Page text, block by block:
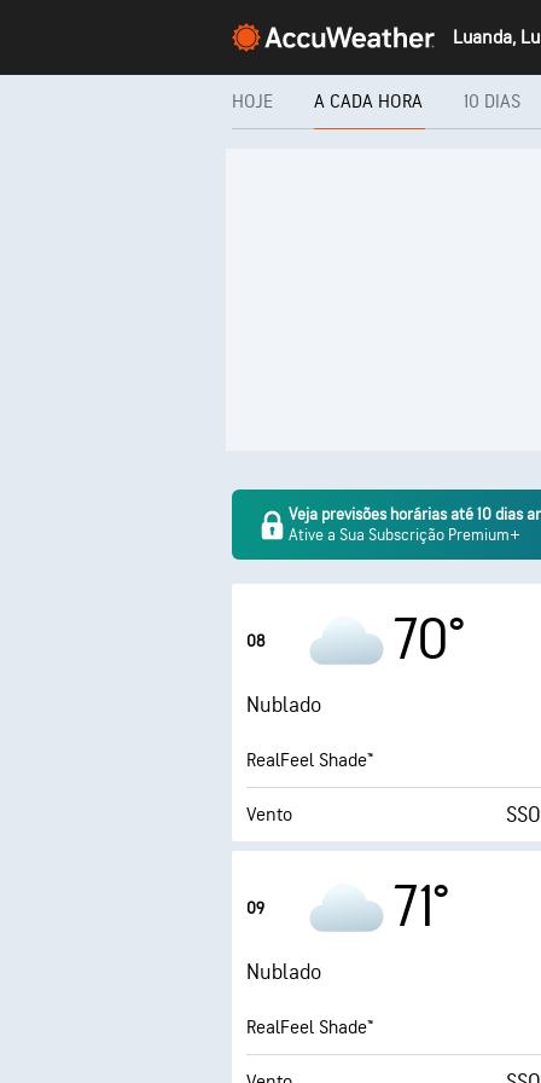
Luanda,
HOJE A CADA HORA 10 DIAS
Veja previsões horárias até 10 dias
Ative a Sua Subscrição Premium+
08 70°
Nublado
RealFeel Shade™
Vento
Humidade
Ponto de orvalho
1
09 71°
Nublado
RealFeel Shade™